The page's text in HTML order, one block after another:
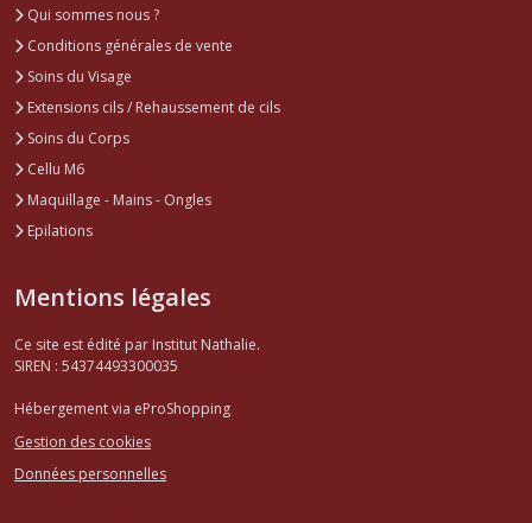
Qui sommes nous ?
Conditions générales de vente
Soins du Visage
Extensions cils / Rehaussement de cils
Soins du Corps
Cellu M6
Maquillage - Mains - Ongles
Epilations
Mentions légales
Ce site est édité par Institut Nathalie.
SIREN : 54374493300035
Hébergement via eProShopping
Gestion des cookies
Données personnelles